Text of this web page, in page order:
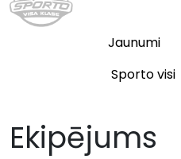
Jaunumi
Sporto visi
Ekipējums